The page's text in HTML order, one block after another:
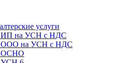
услуги
ИП на УСН с НДС
ООО на УСН с НДС
ОСНО